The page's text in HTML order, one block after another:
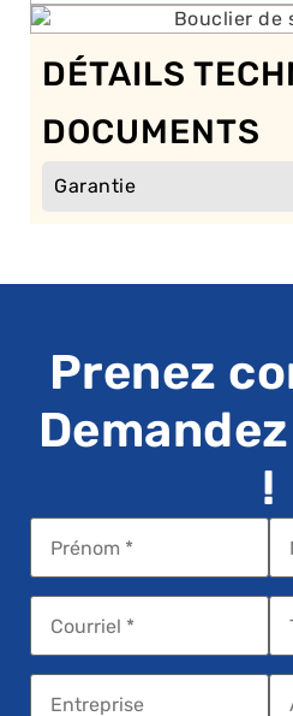
DÉTAILS
DOCUMENTS
Garantie
Prenez
!